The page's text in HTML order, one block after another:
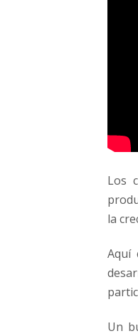
Los
la
Aquí
Un